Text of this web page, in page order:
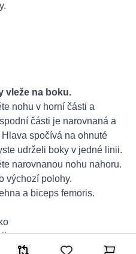
vleže na boku.
nohu v horní části a
části je narovnaná a
spočívá na ohnuté
udrželi boky v jedné linii.
narovnanou nohu nahoru.
výchozí polohy.
a biceps femoris.